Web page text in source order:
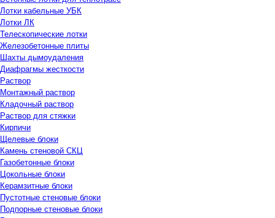
Лотки кабельные УБК
Лотки ЛК
Телескопические лотки
Железобетонные плиты
Шахты дымоудаления
Диафрагмы жесткости
Раствор
Монтажный раствор
Кладочный раствор
Раствор для стяжки
Кирпичи
Щелевые блоки
Камень стеновой СКЦ
Газобетонные блоки
Цокольные блоки
Керамзитные блоки
Пустотные стеновые блоки
Подпорные стеновые блоки